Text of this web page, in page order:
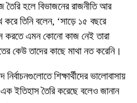
তৈরি হলে বিভাজনের রাজনীতি আর
করে তিনি বলেন, ‘সাড়ে ১৫ বছরে
করতে এমন কোনো কাজ নেই তারা
কেউ তাদের কাছে মাথা নত করেনি।
শিক্ষার্থীদের ভালোবাসায়
ইতিহাস তৈরি করেছে বলেও জানান